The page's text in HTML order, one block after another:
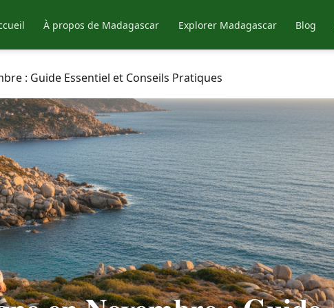
À propos de Madagascar Explorer Madagascar Blog
: Guide Essentiel et Conseils Pratiques